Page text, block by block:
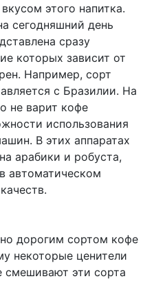
этого напитка.
сегодняшний день
сразу
которых зависит от
Например, сорт
с Бразилии. На
не варит кофе
использования
В этих аппаратах
арабики и робуста,
автоматическом
дорогим сортом кофе
некоторые ценители
смешивают эти сорта